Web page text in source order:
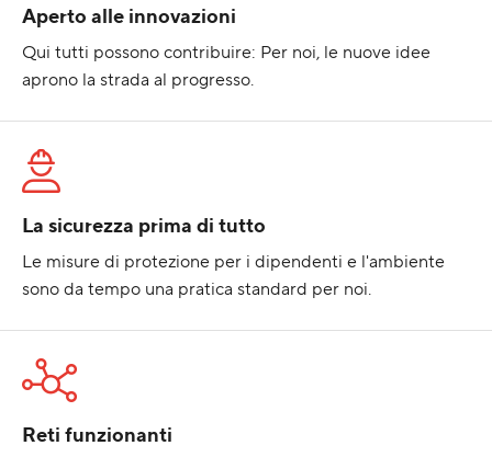
Aperto alle innovazioni
Qui tutti possono contribuire: Per noi, le nuove idee
aprono la strada al progresso.
La sicurezza prima di tutto
Le misure di protezione per i dipendenti e l'ambiente
sono da tempo una pratica standard per noi.
Reti funzionanti